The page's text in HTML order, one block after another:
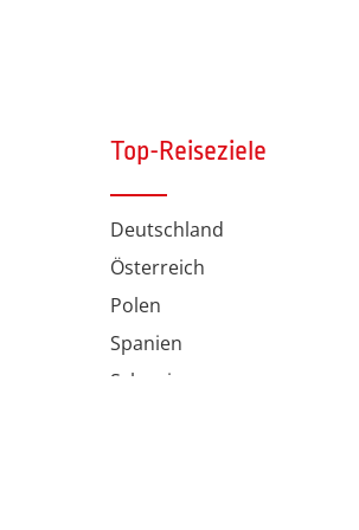
Top-Reiseziele
Deutschland
Österreich
Polen
Spanien
Schweiz